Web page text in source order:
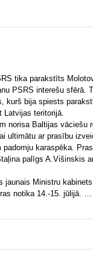
tika parakstīts
PSRS interešu sfērā.
kurš bija spiests
Latvijas teritorijā.
norisa Baltijas vāciešu
ultimātu ar prasību
padomju karaspēka.
palīgs A.Višinskis
jaunais Ministru
notika 14.-15. jūlijā. …